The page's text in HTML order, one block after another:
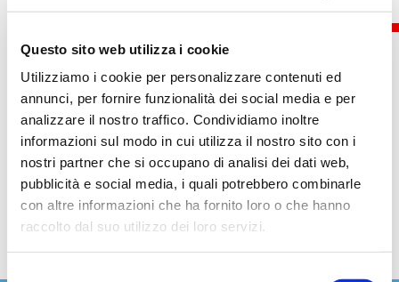
Questo sito web utilizza i cookie
Utilizziamo i cookie per personalizzare contenuti ed
annunci, per fornire funzionalità dei social media e per
analizzare il nostro traffico. Condividiamo inoltre
informazioni sul modo in cui utilizza il nostro sito con i
nostri partner che si occupano di analisi dei dati web,
pubblicità e social media, i quali potrebbero combinarle
con altre informazioni che ha fornito loro o che hanno
raccolto dal suo utilizzo dei loro servizi.
Eventi